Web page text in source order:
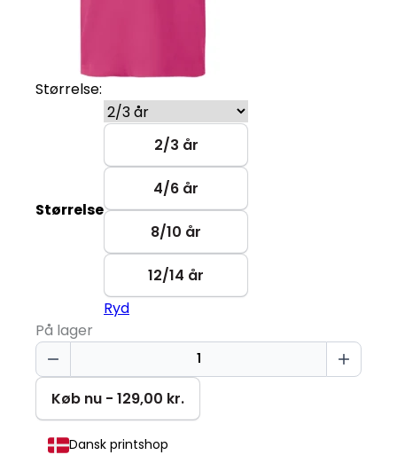
Størrelse:
Størrelse
2/3 år
4/6 år
8/10 år
12/14 år
Ryd
På lager
Sweet
Mood
Only
T-
shirt
Køb nu - 129,00 kr.
Dansk printshop